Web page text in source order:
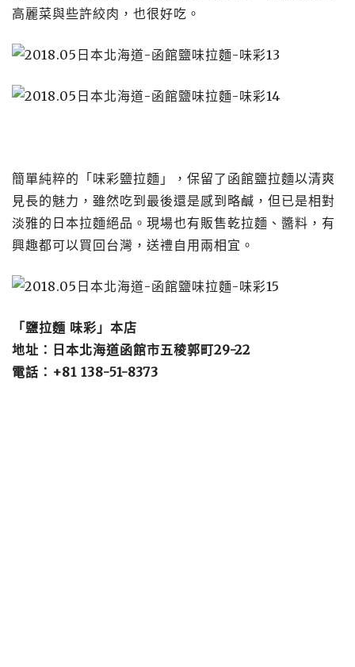
高麗菜與些許絞肉，也很好吃。
簡單純粹的「味彩鹽拉麵」，保留了函館鹽拉麵以清爽
見長的魅力，雖然吃到最後還是感到略鹹，但已是相對
淡雅的日本拉麵絕品。現場也有販售乾拉麵、醬料，有
興趣都可以買回台灣，送禮自用兩相宜。
「鹽拉麵 味彩」本店
地址：日本北海道函館市五稜郭町29-22
電話：+81 138-51-8373